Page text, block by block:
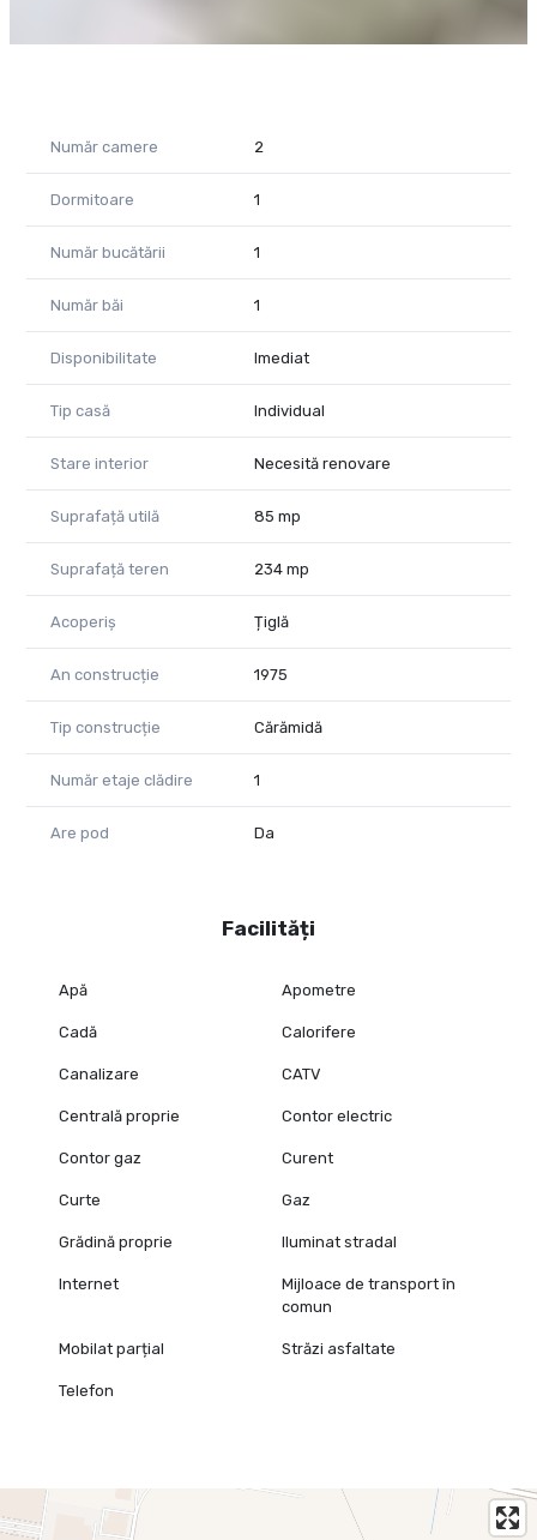
Număr camere 2
Dormitoare 1
Număr bucătării 1
Număr băi 1
Disponibilitate Imediat
Tip casă Individual
Stare interior Necesită renovare
Suprafață utilă 85 mp
Suprafață teren 234 mp
Acoperiș Țiglă
An construcție 1975
Tip construcție Cărămidă
Număr etaje clădire 1
Are pod Da
Facilități
Apă Apometre
Cadă Calorifere
Canalizare CATV
Centrală proprie Contor electric
Contor gaz Curent
Curte Gaz
Grădină proprie Iluminat stradal
Internet
Mijloace de transport în
comun
Mobilat parțial Străzi asfaltate
Telefon